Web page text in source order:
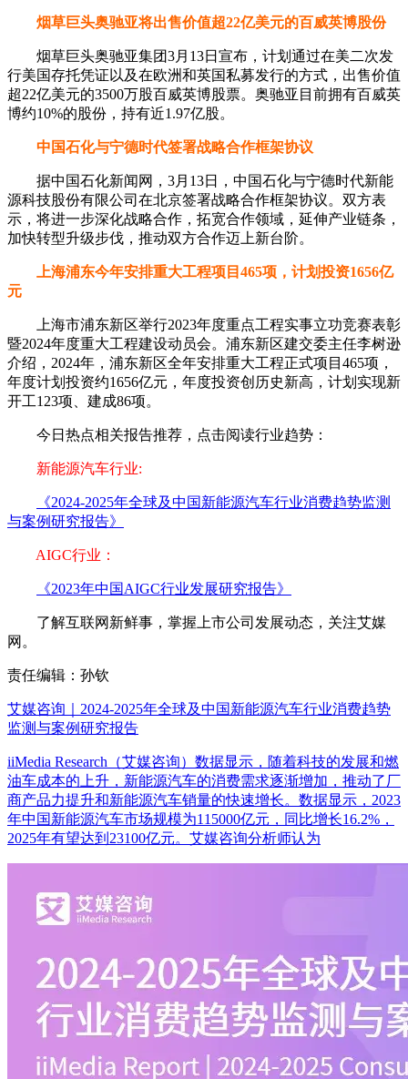
烟草巨头奥驰亚将出售价值超22亿美元的百威英博股份
烟草巨头奥驰亚集团3月13日宣布，计划通过在美二次发
行美国存托凭证以及在欧洲和英国私募发行的方式，出售价值
超22亿美元的3500万股百威英博股票。奥驰亚目前拥有百威英
博约10%的股份，持有近1.97亿股。
中国石化与宁德时代签署战略合作框架协议
据中国石化新闻网，3月13日，中国石化与宁德时代新能
源科技股份有限公司在北京签署战略合作框架协议。双方表
示，将进一步深化战略合作，拓宽合作领域，延伸产业链条，
加快转型升级步伐，推动双方合作迈上新台阶。
上海浦东今年安排重大工程项目465项，计划投资1656亿
元
上海市浦东新区举行2023年度重点工程实事立功竞赛表彰
暨2024年度重大工程建设动员会。浦东新区建交委主任李树逊
介绍，2024年，浦东新区全年安排重大工程正式项目465项，
年度计划投资约1656亿元，年度投资创历史新高，计划实现新
开工123项、建成86项。
今日热点相关报告推荐，点击阅读行业趋势：
新能源汽车行业:
《2024-2025年全球及中国新能源汽车行业消费趋势监测
与案例研究报告》
AIGC行业：
《2023年中国AIGC行业发展研究报告》
了解互联网新鲜事，掌握上市公司发展动态，关注艾媒
网。
责任编辑：孙钦
艾媒咨询｜2024-2025年全球及中国新能源汽车行业消费趋势
监测与案例研究报告
iiMedia Research（艾媒咨询）数据显示，随着科技的发展和燃
油车成本的上升，新能源汽车的消费需求逐渐增加，推动了厂
商产品力提升和新能源汽车销量的快速增长。数据显示，2023
年中国新能源汽车市场规模为115000亿元，同比增长16.2%，
2025年有望达到23100亿元。艾媒咨询分析师认为